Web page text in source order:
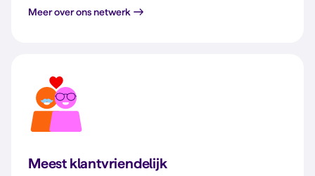
Meer over ons netwerk
Meest klantvriendelijk